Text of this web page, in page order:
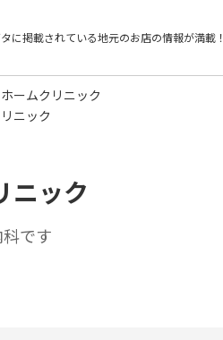
に掲載されている地元のお店の情報が満載！
ームクリニック
ニック
ニック
です